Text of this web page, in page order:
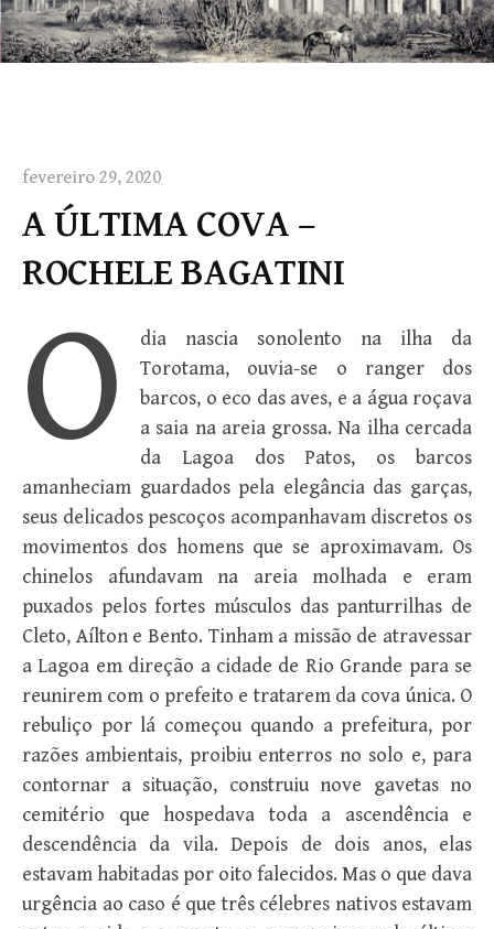
fevereiro 29, 2020
A ÚLTIMA COVA –
ROCHELE BAGATINI
O
dia nascia sonolento na ilha da
Torotama, ouvia-se o ranger dos
barcos, o eco das aves, e a água roçava
a saia na areia grossa. Na ilha cercada
da Lagoa dos Patos, os barcos
amanheciam guardados pela elegância das garças,
seus delicados pescoços acompanhavam discretos os
movimentos dos homens que se aproximavam. Os
chinelos afundavam na areia molhada e eram
puxados pelos fortes músculos das panturrilhas de
Cleto, Aílton e Bento. Tinham a missão de atravessar
a Lagoa em direção a cidade de Rio Grande para se
reunirem com o prefeito e tratarem da cova única. O
rebuliço por lá começou quando a prefeitura, por
razões ambientais, proibiu enterros no solo e, para
contornar a situação, construiu nove gavetas no
cemitério que hospedava toda a ascendência e
descendência da vila. Depois de dois anos, elas
estavam habitadas por oito falecidos. Mas o que dava
urgência ao caso é que três célebres nativos estavam